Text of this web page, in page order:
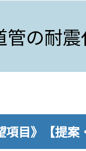
管の耐
項目》【提